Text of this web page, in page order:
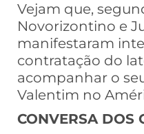
Vejam que,
Novorizontino e
manifestaram
contratação do
acompanhar o
Valentim no
CONVERSA DOS